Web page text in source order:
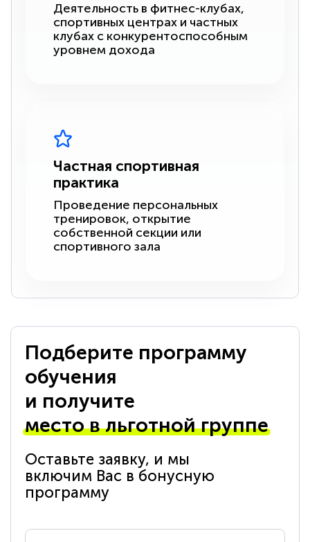
Деятельность в фитнес-клубах,
спортивных центрах и частных
клубах с конкурентоспособным
уровнем дохода
Частная спортивная
практика
Проведение персональных
тренировок, открытие
собственной секции или
спортивного зала
Подберите программу
обучения
и получите
место в льготной группе
Оставьте заявку, и мы
включим Вас в бонусную
программу